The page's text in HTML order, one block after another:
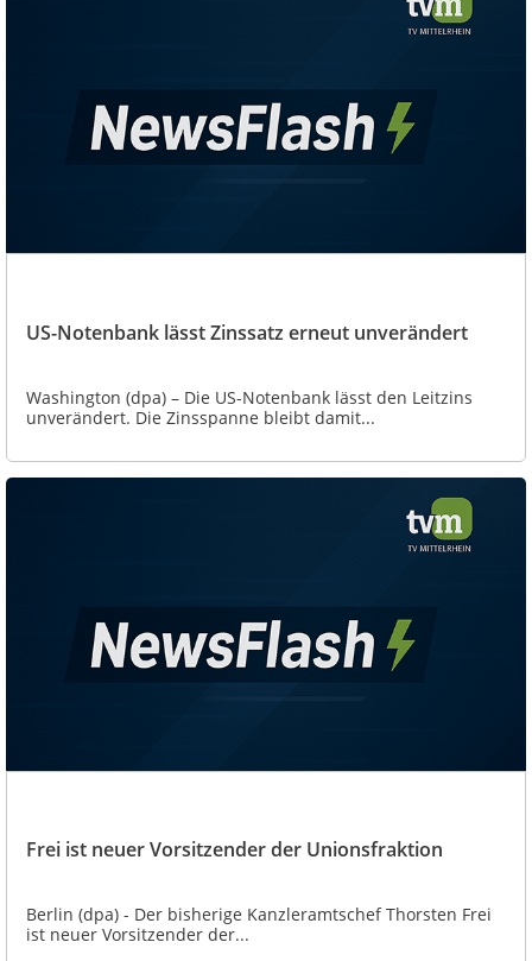
US-Notenbank lässt Zinssatz erneut unverändert
Washington (dpa) – Die US-Notenbank lässt den Leitzins
unverändert. Die Zinsspanne bleibt damit...
Frei ist neuer Vorsitzender der Unionsfraktion
Berlin (dpa) - Der bisherige Kanzleramtschef Thorsten Frei
ist neuer Vorsitzender der...